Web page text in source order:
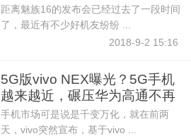
距离魅族16的发布会已经过去了一段时间
了，最近有不少好机友纷纷 ...
2018-9-2 15:16
5G版vivo NEX曝光？5G手机
越来越近，碾压华为高通不再
是
手机市场可是说是千变万化，就在前两
天，vivo突然宣布，基于vivo ...